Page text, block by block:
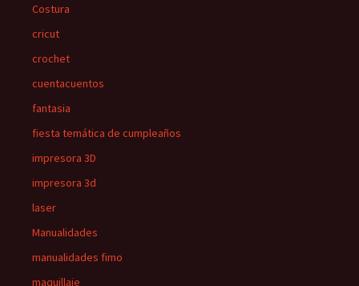
Costura
cricut
crochet
cuentacuentos
fantasia
fiesta temática de cumpleaños
impresora 3D
impresora 3d
laser
Manualidades
manualidades fimo
maquillaje